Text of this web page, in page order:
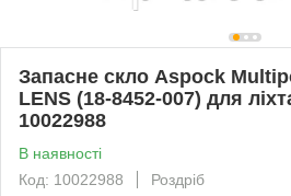
Запасне скло Aspock
LENS (18-8452-007) для
10022988
В наявності
Код: 10022988
Роздріб